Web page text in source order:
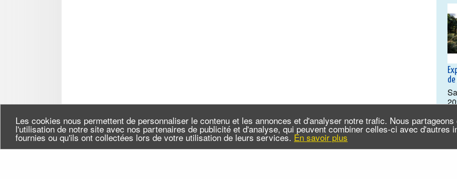
Les cookies nous permettent de personnaliser le contenu et les annonces et d'analyser notre trafic. Nous
l'utilisation de notre site avec nos partenaires de publicité et d'analyse, qui peuvent combiner celles-ci avec d'autres
fournies ou qu'ils ont collectées lors de votre utilisation de leurs services. En savoir plus